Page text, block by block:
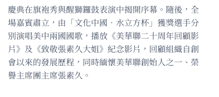
慶典在旗袍秀與醒獅鑼鼓表演中揭開序幕。隨後，全
場嘉賓肅立，由「文化中國‧水立方杯」獲獎選手分
別演唱美中兩國國歌，播放《美華聯二十周年回顧影
片》及《致敬張素久大姐》紀念影片，回顧組織自創
會以來的發展歷程，同時緬懷美華聯創始人之一、榮
譽主席團主席張素久。